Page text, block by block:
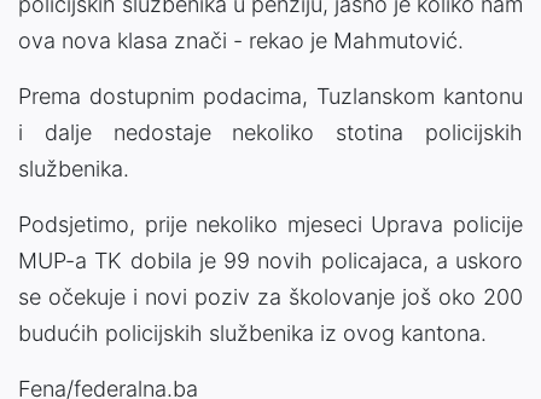
ova nova klasa znači - rekao je Mahmutović.
Prema dostupnim podacima, Tuzlanskom kantonu
i dalje nedostaje nekoliko stotina policijskih
službenika.
Podsjetimo, prije nekoliko mjeseci Uprava policije
MUP-a TK dobila je 99 novih policajaca, a uskoro
se očekuje i novi poziv za školovanje još oko 200
budućih policijskih službenika iz ovog kantona.
Fena/federalna.ba